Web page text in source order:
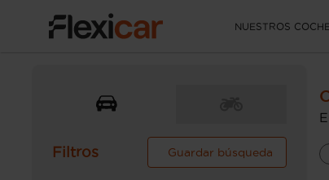
NUESTROS
Filtros Guardar búsqueda